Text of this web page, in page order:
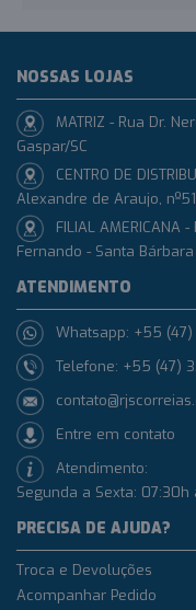
NOSSAS LOJAS
MATRIZ - Rua Dr.
Gaspar/SC
CENTRO DE
Alexandre de Araujo,
FILIAL AMERICANA
Fernando - Santa Bárbara
ATENDIMENTO
Whatsapp: +55 (47)
Telefone: +55 (47)
Entre em contato
Atendimento:
Segunda a Sexta: 07:30h
PRECISA DE AJUDA?
Troca e Devoluções
Acompanhar Pedido